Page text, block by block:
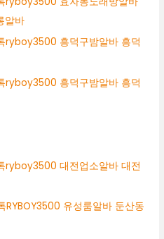
알바
ryboy3500 흥덕구밤알바 흥덕
ryboy3500 흥덕구밤알바 흥덕
ryboy3500 대전업소알바 대전
유성룸알바 둔산동